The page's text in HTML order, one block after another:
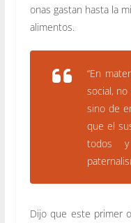
onas gastan hasta la
alimentos.
“En
social,
sino de
que el
todos
Dijo que este primer